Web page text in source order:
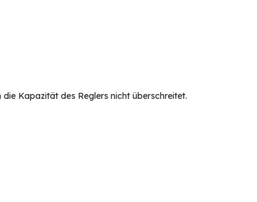
Kapazität des Reglers nicht überschreitet.